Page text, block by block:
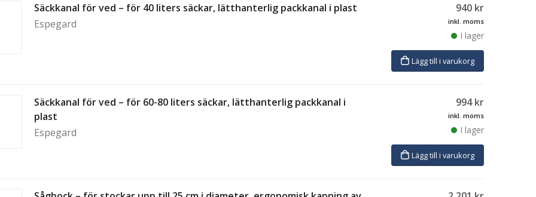
Säckkanal för ved – för 40 liters säckar, lätthanterlig packkanal i plast
Espegard
940 kr
inkl. moms
I lager
Lägg till i varukorg
Säckkanal för ved – för 60-80 liters säckar, lätthanterlig packkanal i
plast
Espegard
994kr
inkl. moms
I lager
Lägg till i varukorg